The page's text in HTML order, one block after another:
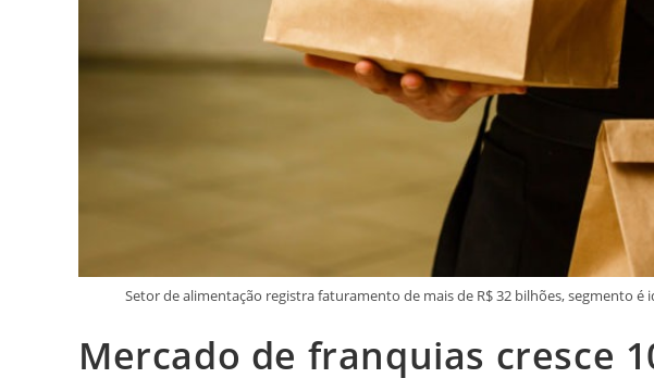
Setor de alimentação registra faturamento de mais de R$ 32 bilhões, segmento
Mercado de franquias cresce